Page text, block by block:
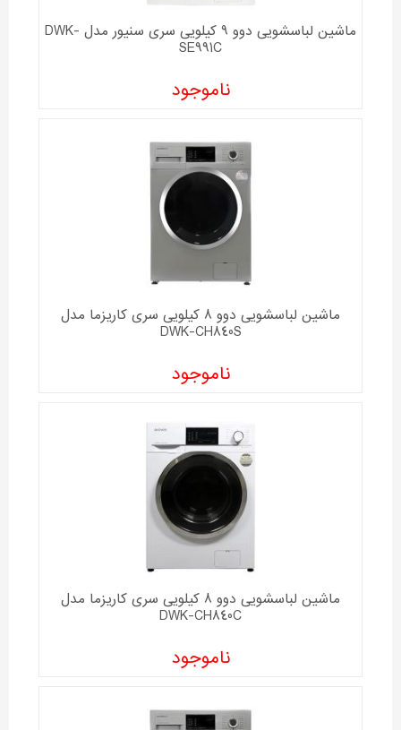
ماشین لباسشویی دوو 9 کیلویی سری سنیور مدل DWK-
SE991C
ناموجود
ماشین لباسشویی دوو 8 کیلویی سری کاریزما مدل
DWK-CH840S
ناموجود
ماشین لباسشویی دوو 8 کیلویی سری کاریزما مدل
DWK-CH840C
ناموجود